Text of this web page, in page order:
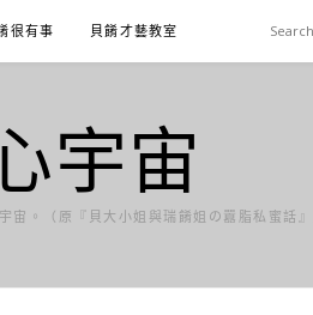
很有事 貝餚才藝教室
宇宙
。（原『貝大小姐與瑞餚姐の囂脂私蜜話』